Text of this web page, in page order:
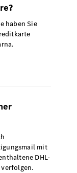
haben Sie
mit
DHL-